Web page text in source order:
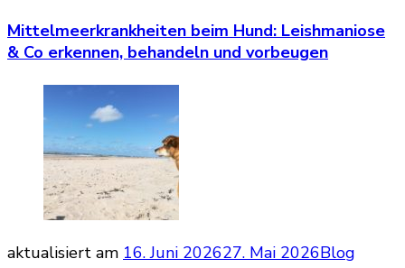
Mittelmeerkrankheiten beim Hund: Leishmaniose
& Co erkennen, behandeln und vorbeugen
aktualisiert am 16. Juni 202627. Mai 2026Blog